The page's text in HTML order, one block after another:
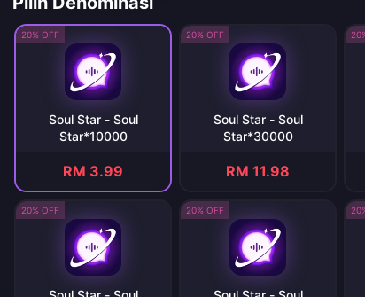
20% OFF
Soul Star - Soul
Star*10000
RM 3.99
20% OFF
Soul Star - Soul
Star*30000
RM 11.98
20% OFF 20% OFF